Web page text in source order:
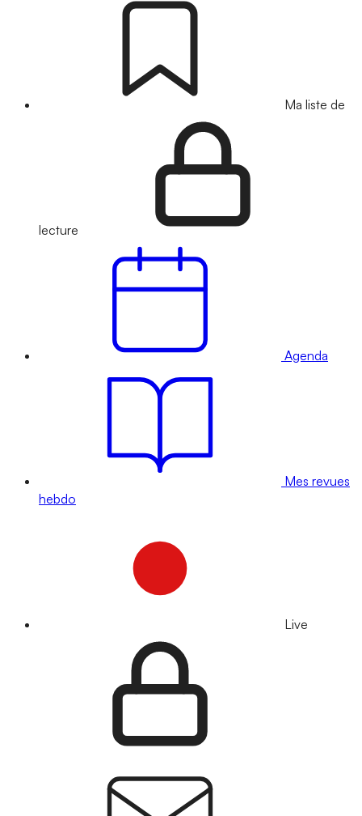
Ma liste de
lecture
Agenda
Mes revues
hebdo
Live